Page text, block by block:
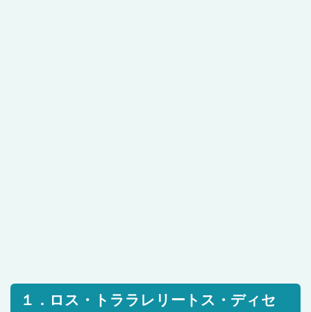
１．ロス・トララレリートス・ディセ